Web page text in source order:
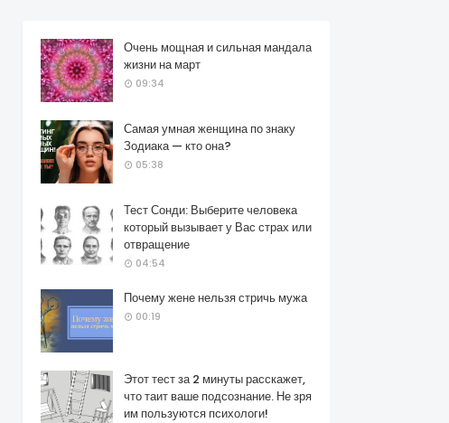
Очень мощная и сильная мандала
жизни на март
09:34
Самая умная женщина по знаку
Зодиака — кто она?
05:38
Тест Сонди: Выберите человека
который вызывает у Вас страх или
отвращение
04:54
Почему жене нельзя стричь мужа
00:19
Этот тест за 2 минуты расскажет,
что таит ваше подсознание. Не зря
им пользуются психологи!